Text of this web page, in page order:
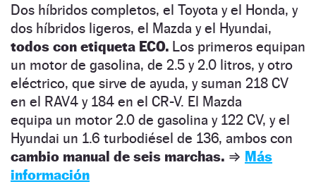
Dos híbridos completos, el Toyota y el Honda, y
dos híbridos ligeros, el Mazda y el Hyundai,
todos con etiqueta ECO. Los primeros equipan
un motor de gasolina, de 2.5 y 2.0 litros, y otro
eléctrico, que sirve de ayuda, y suman 218 CV
en el RAV4 y 184 en el CR-V. El Mazda
equipa un motor 2.0 de gasolina y 122 CV, y el
Hyundai un 1.6 turbodiésel de 136, ambos con
cambio manual de seis marchas. ⇒ Más
información